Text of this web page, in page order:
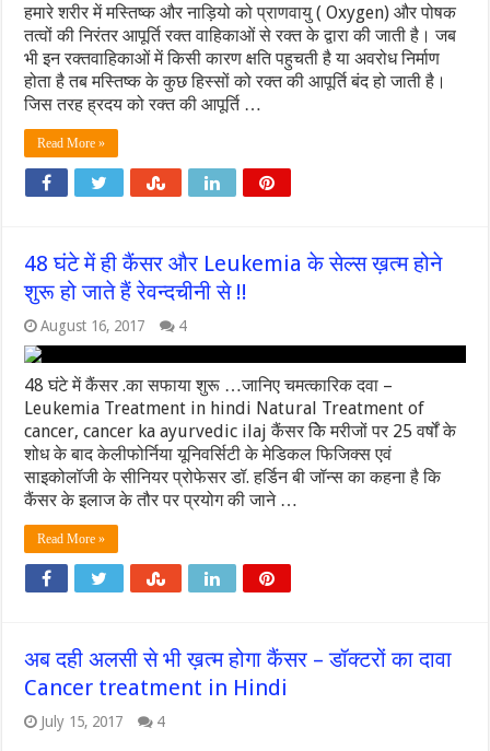
हमारे शरीर में मस्तिष्क और नाड़ियो को प्राणवायु ( Oxygen) और पोषक
तत्वों की निरंतर आपूर्ति रक्त वाहिकाओं से रक्त के द्वारा की जाती है। जब
भी इन रक्तवाहिकाओं में किसी कारण क्षति पहुचती है या अवरोध निर्माण
होता है तब मस्तिष्क के कुछ हिस्सों को रक्त की आपूर्ति बंद हो जाती है।
जिस तरह ह्रदय को रक्त की आपूर्ति …
Read More »
48 घंटे में ही कैंसर और Leukemia के सेल्स ख़त्म होने
शुरू हो जाते हैं रेवन्दचीनी से !!
August 16, 2017 4
48 घंटे में कैंसर .का सफाया शुरू …जानिए चमत्कारिक दवा –
Leukemia Treatment in hindi Natural Treatment of
cancer, cancer ka ayurvedic ilaj कैंसर किे मरीजों पर 25 वर्षों के
शोध के बाद केलीफोर्निया यूनिवर्सिटी के मेडिकल फिजिक्स एवं
साइकोलॉजी के सीनियर प्रोफेसर डॉ. हर्डिन बी जॉन्स का कहना है कि
कैंसर के इलाज के तौर पर प्रयोग की जाने …
Read More »
अब दही अलसी से भी ख़त्म होगा कैंसर – डॉक्टरों का दावा
Cancer treatment in Hindi
July 15, 2017 4